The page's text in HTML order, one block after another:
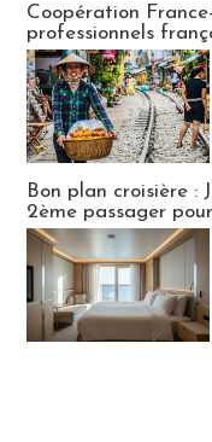
Coopération
professionnels
Bon plan croisière :
2ème passager